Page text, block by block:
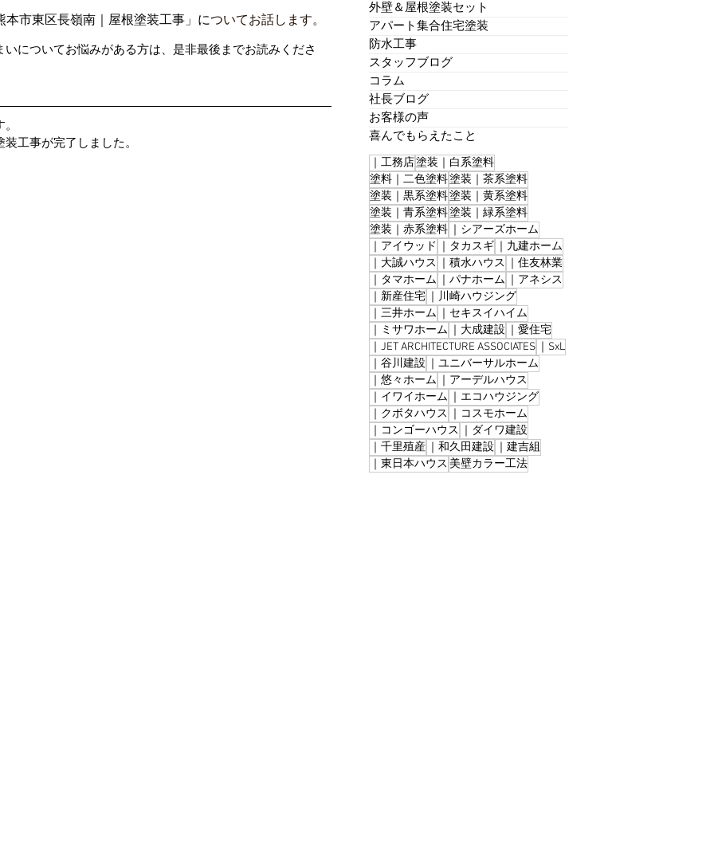
市東区長嶺南｜屋根塗装工事」についてお話します。
についてお悩みがある方は、是非最後までお読みくださ
工事が完了しました。
外壁＆屋根塗装セット
アパート集合住宅塗装
防水工事
スタッフブログ
コラム
社長ブログ
お客様の声
喜んでもらえたこと
｜工務店塗装｜白系塗料
塗料｜二色塗料塗装｜茶系塗料
塗装｜黒系塗料塗装｜黄系塗料
塗装｜青系塗料塗装｜緑系塗料
塗装｜赤系塗料
｜シアーズホーム
｜アイウッド
｜タカスギ
｜九建ホーム
｜大誠ハウス
｜積水ハウス
｜住友林業
｜タマホーム
｜パナホーム
｜アネシス
｜新産住宅
｜川崎ハウジング
｜三井ホーム
｜セキスイハイム
｜ミサワホーム
｜大成建設
｜愛住宅
｜JET ARCHITECTURE ASSOCIATES
｜SxL
｜谷川建設
｜ユニバーサルホーム
｜悠々ホーム
｜アーデルハウス
｜イワイホーム
｜エコハウジング
｜クボタハウス
｜コスモホーム
｜コンゴーハウス
｜ダイワ建設
｜千里殖産
｜和久田建設
｜建吉組
｜東日本ハウス 美壁カラー工法